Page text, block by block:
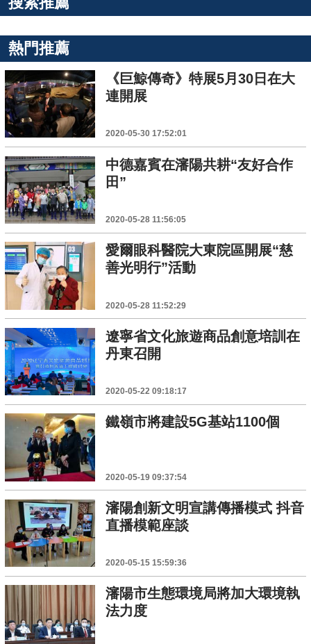
熱門推薦
《巨鯨傳奇》特展5月30日在大
連開展
2020-05-30 17:52:01
中德嘉賓在瀋陽共耕“友好合作
田”
2020-05-28 11:56:05
愛爾眼科醫院大東院區開展“慈
善光明行”活動
2020-05-28 11:52:29
遼寧省文化旅遊商品創意培訓在
丹東召開
2020-05-22 09:18:17
鐵嶺市將建設5G基站1100個
2020-05-19 09:37:54
瀋陽創新文明宣講傳播模式 抖音
直播模範座談
2020-05-15 15:59:36
瀋陽市生態環境局將加大環境執
法力度